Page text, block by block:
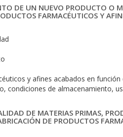
DE UN NUEVO PRODUCTO O
FARMACÉUTICOS Y
y afines acabados en función
condiciones de almacenamiento,
DE MATERIAS PRIMAS,
DE PRODUCTOS